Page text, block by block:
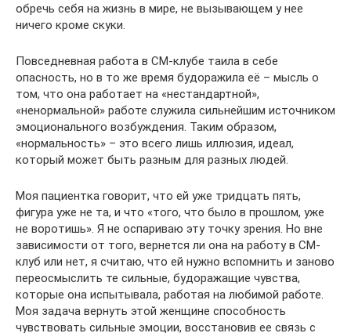
обречь себя на жизнь в мире, не вызывающем у нее
ничего кроме скуки.
Повседневная работа в СМ-клубе таила в себе
опасность, но в то же время будоражила её – мысль о
том, что она работает на «нестандартной»,
«ненормальной» работе служила сильнейшим источником
эмоционального возбуждения. Таким образом,
«нормальность» – это всего лишь иллюзия, идеал,
который может быть разным для разных людей.
Моя пациентка говорит, что ей уже тридцать пять,
фигура уже не та, и что «того, что было в прошлом, уже
не воротишь». Я не оспариваю эту точку зрения. Но вне
зависимости от того, вернется ли она на работу в СМ-
клуб или нет, я считаю, что ей нужно вспомнить и заново
переосмыслить те сильные, будоражащие чувства,
которые она испытывала, работая на любимой работе.
Моя задача вернуть этой женщине способность
чувствовать сильные эмоции, восстановив ее связь с